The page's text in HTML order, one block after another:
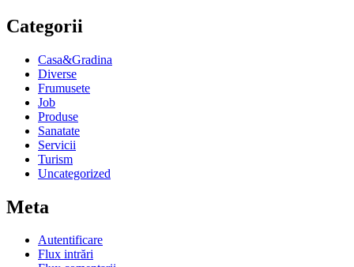
Categorii
Casa&Gradina
Diverse
Frumusete
Job
Produse
Sanatate
Servicii
Turism
Uncategorized
Meta
Autentificare
Flux intrări